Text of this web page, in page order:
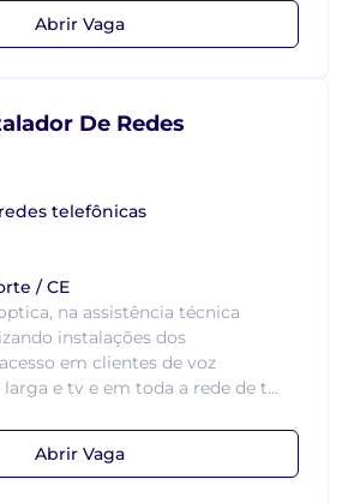
Abrir Vaga
De Redes
telefônicas
/ CE
na assistência técnica
instalações dos
em clientes de voz
e tv e em toda a rede de t...
Abrir Vaga